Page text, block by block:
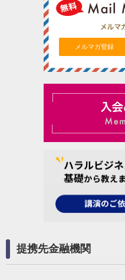
メルマガ登録
提携先金融機関